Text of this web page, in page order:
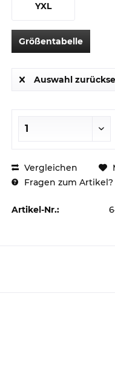
YXL
Größentabelle
Auswahl
Vergleichen
Fragen zum Artikel?
Artikel-Nr.: